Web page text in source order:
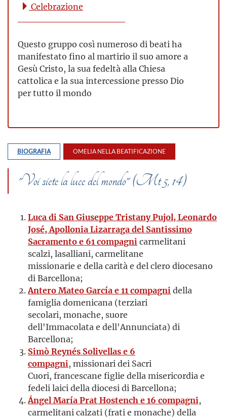
Celebrazione
Questo gruppo così numeroso di beati ha
manifestato fino al martirio il suo amore a
Gesù Cristo, la sua fedeltà alla Chiesa
cattolica e la sua intercessione presso Dio
per tutto il mondo
BIOGRAFIA OMELIA NELLA BEATIFICAZIONE
"Voi siete la luce del mondo" (Mt 5, 14)
Luca di San Giuseppe Tristany Pujol, Leonardo
José, Apollonia Lizarraga del Santissimo
Sacramento e 61 compagni carmelitani
scalzi, lasalliani, carmelitane
missionarie e della carità e del clero diocesano
di Barcellona;
Antero Mateo García e 11 compagni della
famiglia domenicana (terziari
secolari, monache, suore
dell'Immacolata e dell'Annunciata) di
Barcellona;
Simò Reynés Solivellas e 6
compagni, missionari dei Sacri
Cuori, francescane figlie della misericordia e
fedeli laici della diocesi di Barcellona;
Ángel María Prat Hostench e 16 compagni,
carmelitani calzati (frati e monache) della